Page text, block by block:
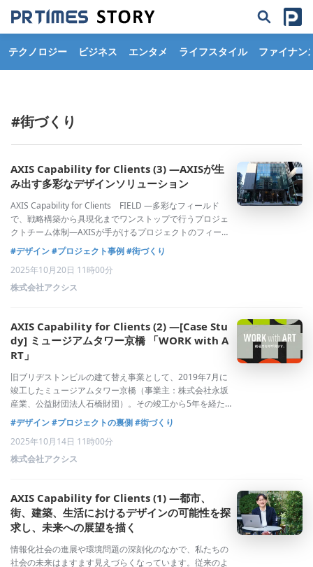
テクノロジー ビジネス エンタメ ライフスタイル ファイナン
#街づくり
AXIS Capability for Clients (3) —AXISが生
み出す多彩なデザインソリューション
AXIS Capability for Clients FIELD ―多彩なフィールド
で、戦略構築から具現化までワンストップで行うプロジェ
クトチーム体制―AXISが手がけるプロジェクトのフィール
ドは、空間設計からまちづくり、ブランディングに至るま
で広範囲にわたっています。その具現化には、社内のクリ
エ
#デザイン#プロジェクト事例#街づくり
2025年10月20日 11時00分
株式会社アクシス
AXIS Capability for Clients (2) —[Case Stu
dy] ミュージアムタワー京橋 「WORK with A
RT」
旧ブリヂストンビルの建て替え事業として、2019年7月に
竣工したミュージアムタワー京橋（事業主：株式会社永坂
産業、公益財団法人石橋財団）。その竣工から5年を経た
2024年11月1日、「WORK with ART」をコンセプトに、
「アート」の力で「働く」ことに豊かな価値を与えるオフ
ィスビルとして新たな
#デザイン#プロジェクトの裏側#街づくり
2025年10月14日 11時00分
株式会社アクシス
AXIS Capability for Clients (1) —都市、
街、建築、生活におけるデザインの可能性を探
求し、未来への展望を描く
情報化社会の進展や環境問題の深刻化のなかで、私たちの
社会の未来はますます見えづらくなっています。従来のよ